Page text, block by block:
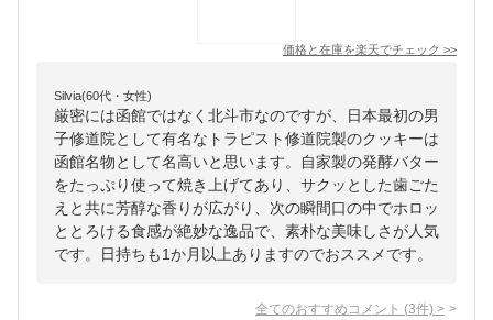
価格と在庫を楽天でチェック >>
Silvia(60代・女性)
厳密には函館ではなく北斗市なのですが、日本最初の男
子修道院として有名なトラピスト修道院製のクッキーは
函館名物として名高いと思います。自家製の発酵バター
をたっぷり使って焼き上げてあり、サクッとした歯ごた
えと共に芳醇な香りが広がり、次の瞬間口の中でホロッ
ととろける食感が絶妙な逸品で、素朴な美味しさが人気
です。日持ちも1か月以上ありますのでおススメです。
全てのおすすめコメント (3件) >